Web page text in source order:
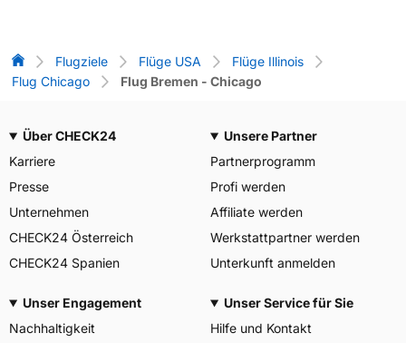
Flug-Vergleich
Flugziele Flüge USA
Flüge Illinois
Flug Chicago
Flug Bremen - Chicago
Über CHECK24
Karriere
Presse
Unternehmen
CHECK24 Österreich
CHECK24 Spanien
Unsere Partner
Partnerprogramm
Profi werden
Affiliate werden
Werkstattpartner werden
Unterkunft anmelden
Unser Engagement
Nachhaltigkeit
Unser Service für Sie
Hilfe und Kontakt